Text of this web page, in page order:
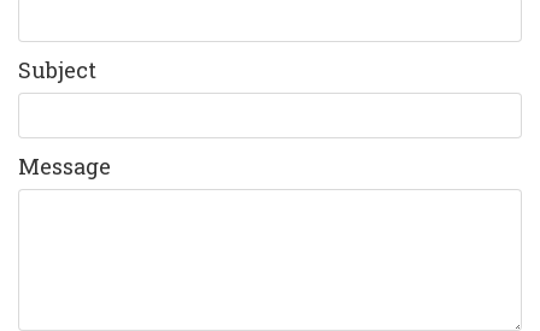
Subject
Message